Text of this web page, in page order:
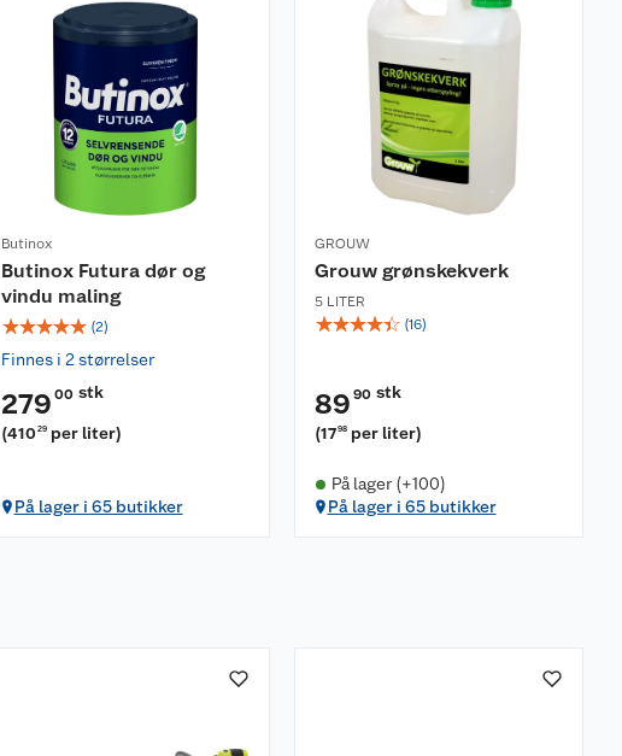
Butinox
Butinox Futura dør og
vindu maling
☆☆☆☆☆ (2)
Finnes i 2 størrelser
279 00 stk
(41029 per liter)
På lager i 65 butikker
GROUW
Grouw grønskekverk
5 LITER
☆☆☆☆☆ (16)
89 90 stk
(1798 per liter)
På lager (+100)
På lager i 65 butikker